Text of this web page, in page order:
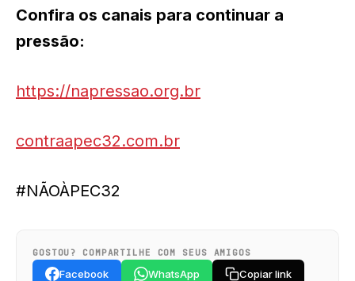
Confira os canais para continuar a
pressão:
https://napressao.org.br
contraapec32.com.br
#NÃOÀPEC32
GOSTOU? COMPARTILHE COM SEUS AMIGOS
Facebook WhatsApp Copiar link